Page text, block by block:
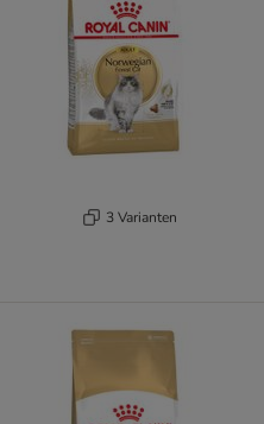
3 Varianten